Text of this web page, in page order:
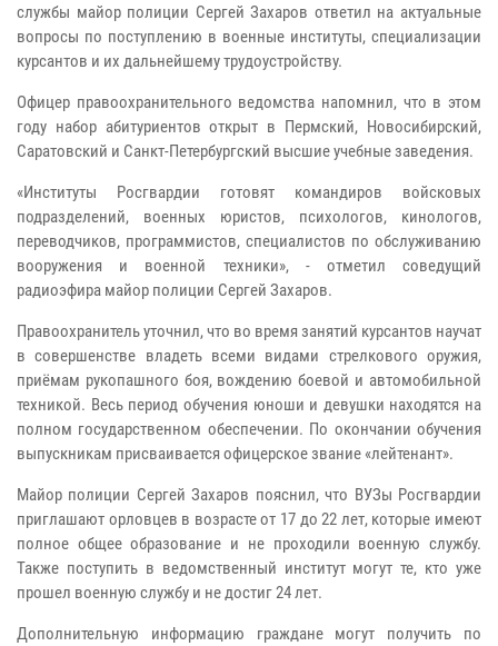
службы майор полиции Сергей Захаров ответил на актуальные
вопросы по поступлению в военные институты, специализации
курсантов и их дальнейшему трудоустройству.
Офицер правоохранительного ведомства напомнил, что в этом
году набор абитуриентов открыт в Пермский, Новосибирский,
Саратовский и Санкт-Петербургский высшие учебные заведения.
«Институты Росгвардии готовят командиров войсковых
подразделений, военных юристов, психологов, кинологов,
переводчиков, программистов, специалистов по обслуживанию
вооружения и военной техники», - отметил соведущий
радиоэфира майор полиции Сергей Захаров.
Правоохранитель уточнил, что во время занятий курсантов научат
в совершенстве владеть всеми видами стрелкового оружия,
приёмам рукопашного боя, вождению боевой и автомобильной
техникой. Весь период обучения юноши и девушки находятся на
полном государственном обеспечении. По окончании обучения
выпускникам присваивается офицерское звание «лейтенант».
Майор полиции Сергей Захаров пояснил, что ВУЗы Росгвардии
приглашают орловцев в возрасте от 17 до 22 лет, которые имеют
полное общее образование и не проходили военную службу.
Также поступить в ведомственный институт могут те, кто уже
прошел военную службу и не достиг 24 лет.
Дополнительную информацию граждане могут получить по